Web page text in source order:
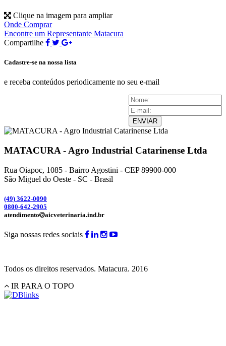
Clique na imagem para ampliar
Onde Comprar
Encontre um Representante Matacura
Compartilhe
Cadastre-se na nossa lista
e receba conteúdos periodicamente no seu e-mail
ENVIAR
MATACURA - Agro Industrial Catarinense Ltda
Rua Oiapoc, 1085 - Bairro Agostini - CEP 89900-000
São Miguel do Oeste - SC - Brasil
(49) 3622-0090
0800-642-2905
atendimento
aicveterinaria.ind.br
Siga nossas redes sociais
Todos os direitos reservados. Matacura. 2016
IR PARA O TOPO